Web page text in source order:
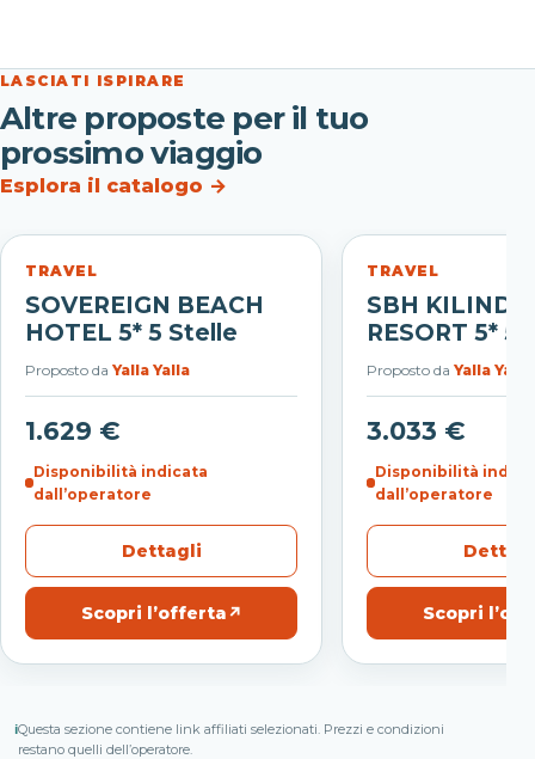
LASCIATI ISPIRARE
Altre proposte per il tuo
prossimo viaggio
Esplora il catalogo →
TRAVEL
SOVEREIGN BEACH
HOTEL 5* 5 Stelle
Proposto da Yalla Yalla
1.629 €
Disponibilità indicata
dall’operatore
Dettagli
Scopri l’offerta↗
TRAVEL
SBH
RESORT 5* 5
Proposto da Yalla Yalla
3.033 €
Disponibilità
dall’operatore
Scopri
ℹQuesta sezione contiene link affiliati selezionati. Prezzi e condizioni
restano quelli dell’operatore.